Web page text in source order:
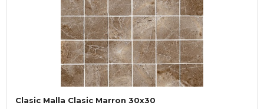
Clasic Malla Clasic Marron 30x30